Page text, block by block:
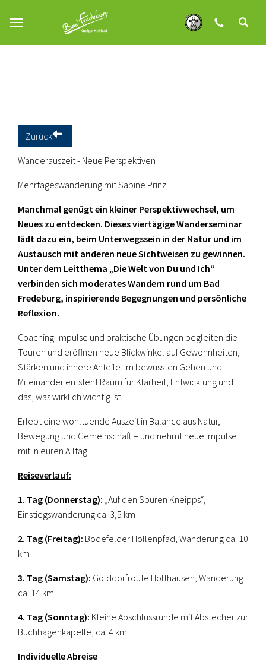
Zurück
Wanderauszeit - Neue Perspektiven
Mehrtageswanderung mit Sabine Prinz
Manchmal genügt ein kleiner Perspektivwechsel, um
Neues zu entdecken. Dieses viertägige Wanderseminar
lädt dazu ein, beim Unterwegssein in der Natur und im
Austausch mit anderen neue Sichtweisen zu gewinnen.
Unter dem Leitthema „Die Welt von Du und Ich“
verbinden sich moderates Wandern rund um Bad
Fredeburg, inspirierende Begegnungen und persönliche
Reflexion.
Coaching-Impulse und praktische Übungen begleiten die
Touren und eröffnen neue Blickwinkel auf Gewohnheiten,
Stärken und innere Anteile. Im bewussten Gehen und
Miteinander entsteht Raum für Klarheit, Entwicklung und
das, was wirklich wichtig ist.
Erlebt eine wohltuende Auszeit in Balance aus Natur,
Bewegung und Gemeinschaft – und nehmt neue Impulse
mit in euren Alltag.
Reiseverlauf:
1. Tag (Donnerstag): „Auf den Spuren Kneipps“,
Einstiegswanderung ca. 3,5 km
2. Tag (Freitag): Bödefelder Hollenpfad, Wanderung ca. 10
km
3. Tag (Samstag): Golddorfroute Holthausen, Wanderung
ca. 14 km
4. Tag (Sonntag): Kleine Abschlussrunde mit Abstecher zur
Buchhagenkapelle, ca. 4 km
Individuelle Abreise